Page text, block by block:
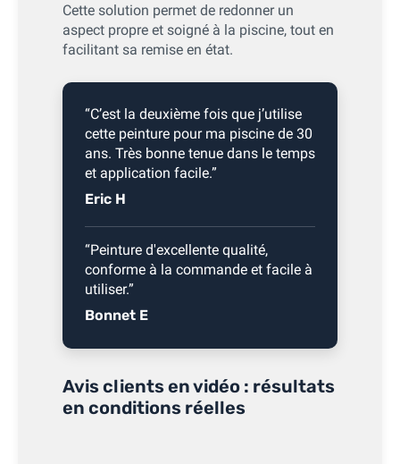
Cette solution permet de redonner un
aspect propre et soigné à la piscine, tout en
facilitant sa remise en état.
“C’est la deuxième fois que j’utilise
cette peinture pour ma piscine de 30
ans. Très bonne tenue dans le temps
et application facile.”
Eric H
“Peinture d'excellente qualité,
conforme à la commande et facile à
utiliser.”
Bonnet E
Avis clients en vidéo : résultats
en conditions réelles